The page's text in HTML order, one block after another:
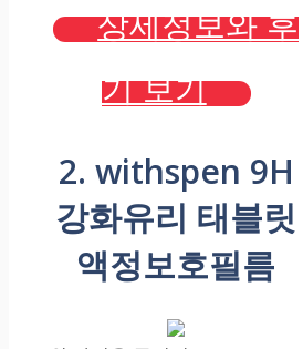
상세정보와 후
기 보기
2. withspen 9H
강화유리 태블릿
액정보호필름